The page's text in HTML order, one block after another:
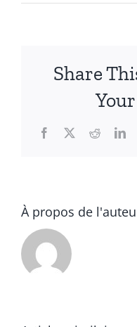
Share
Facebook
X Reddit
À propos de